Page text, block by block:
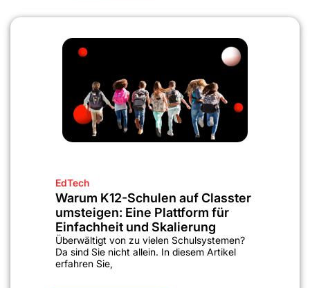
EdTech
Warum K12-Schulen auf Classter
umsteigen: Eine Plattform für
Einfachheit und Skalierung
Überwältigt von zu vielen Schulsystemen?
Da sind Sie nicht allein. In diesem Artikel
erfahren Sie,